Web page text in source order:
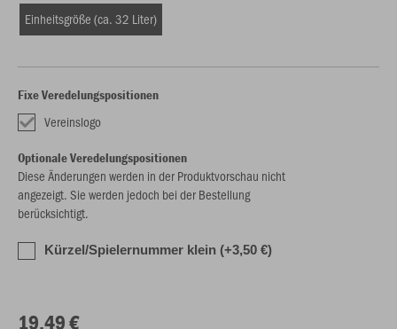
Einheitsgröße (ca. 32 Liter)
Fixe Veredelungspositionen
Vereinslogo
Optionale Veredelungspositionen
Diese Änderungen werden in der Produktvorschau nicht
angezeigt. Sie werden jedoch bei der Bestellung
berücksichtigt.
Kürzel/Spielernummer klein (+3,50 €)
19,49 €